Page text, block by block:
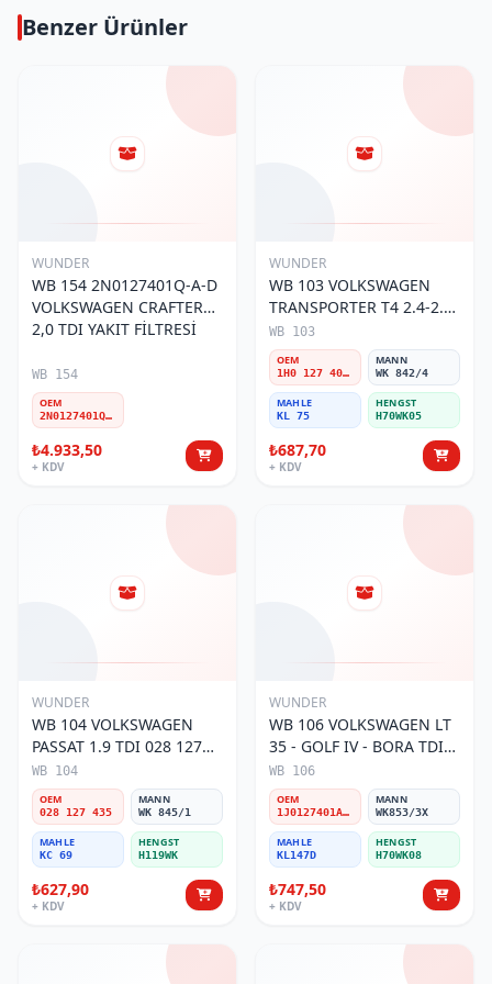
Benzer Ürünler
WUNDER
WB 154 2N0127401Q-A-D
VOLKSWAGEN CRAFTER
2,0 TDI YAKIT FİLTRESİ
WB 154
OEM
2N0127401Q-A-D
₺4.933,50
+ KDV
WUNDER
WB 103 VOLKSWAGEN
TRANSPORTER T4 2.4-2.5
MOTOR- CADDY E.M 1H0
127 401 C Yakıt/Mazot
Filtresi
WB 103
OEM
1H0 127 401 C
MANN
WK 842/4
MAHLE
KL 75
HENGST
H70WK05
₺687,70
+ KDV
WUNDER
WB 104 VOLKSWAGEN
PASSAT 1.9 TDI 028 127
435 Yakıt/Mazot Filtresi
WB 104
OEM
028 127 435
MANN
WK 845/1
MAHLE
KC 69
HENGST
H119WK
₺627,90
+ KDV
WUNDER
WB 106 VOLKSWAGEN LT
35 - GOLF IV - BORA TDI
1J0 127 401 Yakıt/Mazot
Filtresi
WB 106
OEM
1J0127401A/2D0127399/1J0127399A
MANN
WK853/3X
MAHLE
KL147D
HENGST
H70WK08
₺747,50
+ KDV